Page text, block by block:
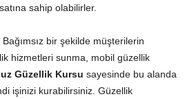
sahip olabilirler.
Bağımsız bir şekilde müşterilerin
hizmetleri sunma, mobil güzellik
Güzellik Kursu sayesinde bu alanda
işinizi kurabilirsiniz. Güzellik